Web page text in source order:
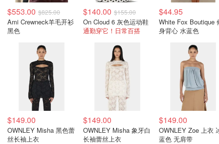
$553.00 $825.00
Ami Crewneck羊毛开衫
黑色
$140.00 $155.00
On Cloud 6 灰色运动鞋
通勤穿它！日常百搭
$44.95
White Fox Boutique
身背心 水蓝色
$149.00
OWNLEY Misha 黑色蕾
丝长袖上衣
$149.00
OWNLEY Misha 象牙白
长袖蕾丝上衣
$149.00
OWNLEY Zoe 上衣
蓝色 无肩带